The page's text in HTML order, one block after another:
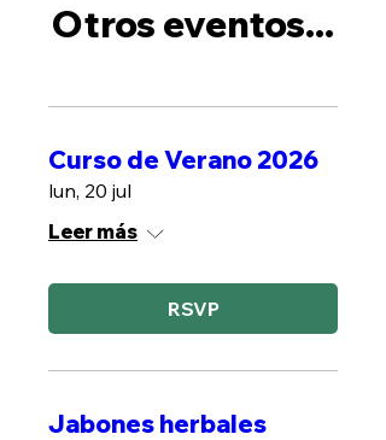
Otros eventos...
Curso de Verano 2026
lun, 20 jul
Leer más
RSVP
Jabones herbales